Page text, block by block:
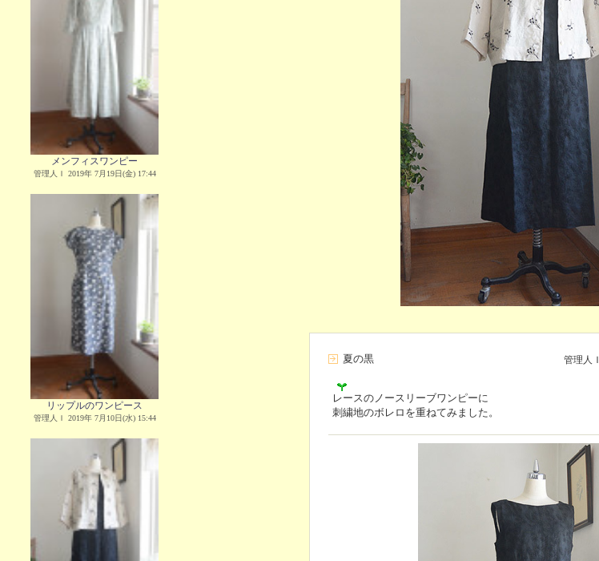
メンフィスワンピー
管理人Ｉ 2019年 7月19日(金) 17:44
リップルのワンピース
管理人Ｉ 2019年 7月10日(水) 15:44
夏の黒 管理人Ｉ
レースのノースリーブワンピーに
刺繍地のボレロを重ねてみました。